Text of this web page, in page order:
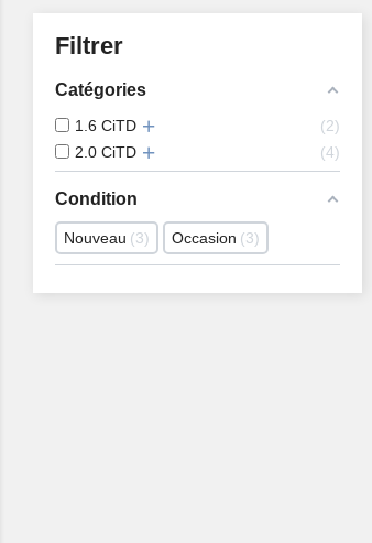
Filtrer
Catégories
1.6 CiTD
2
2.0 CiTD
4
Condition
Nouveau 3 Occasion 3